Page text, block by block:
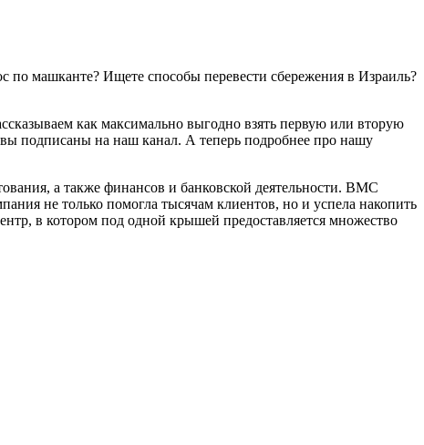
по машканте? Ищете способы перевести сбережения в Израиль?
как максимально выгодно взять первую или вторую
подписаны на наш канал. А теперь подробнее про нашу
а также финансов и банковской деятельности. BMC
не только помогла тысячам клиентов, но и успела накопить
в котором под одной крышей предоставляется множество